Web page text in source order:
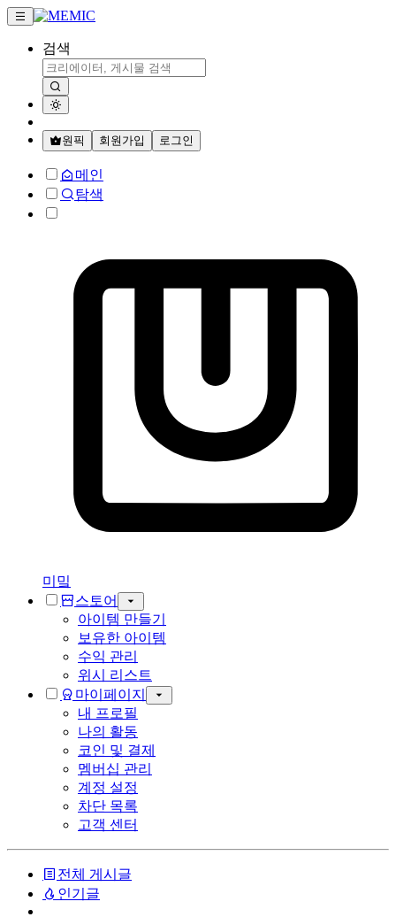
검색
원픽 회원가입 로그인
메인
탐색
미밐
스토어
아이템 만들기
보유한 아이템
수익 관리
위시 리스트
마이페이지
내 프로필
나의 활동
코인 및 결제
멤버십 관리
계정 설정
차단 목록
고객 센터
전체 게시글
인기글